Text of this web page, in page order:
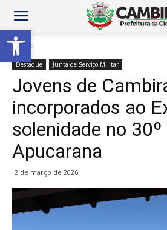
Abrir a barra de ferramentas
Home
Destaque Junta de Serviço Militar
Jovens de
incorporados ao
solenidade no
Apucarana
2 de março de 2026